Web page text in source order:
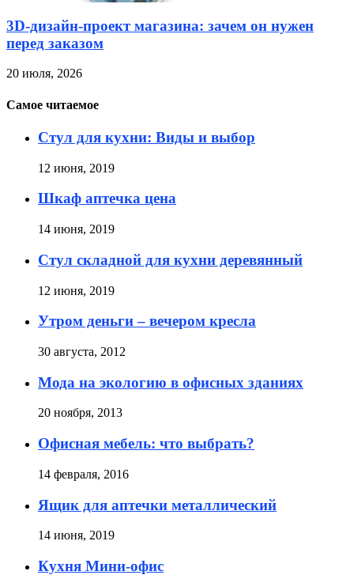
3D-дизайн-проект магазина: зачем он нужен
перед заказом
20 июля, 2026
Самое читаемое
Стул для кухни: Виды и выбор
12 июня, 2019
Шкаф аптечка цена
14 июня, 2019
Стул складной для кухни деревянный
12 июня, 2019
Утром деньги – вечером кресла
30 августа, 2012
Мода на экологию в офисных зданиях
20 ноября, 2013
Офисная мебель: что выбрать?
14 февраля, 2016
Ящик для аптечки металлический
14 июня, 2019
Кухня Мини-офис